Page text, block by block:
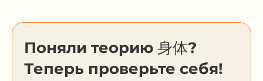
Поняли теорию 身体?
Теперь проверьте себя!